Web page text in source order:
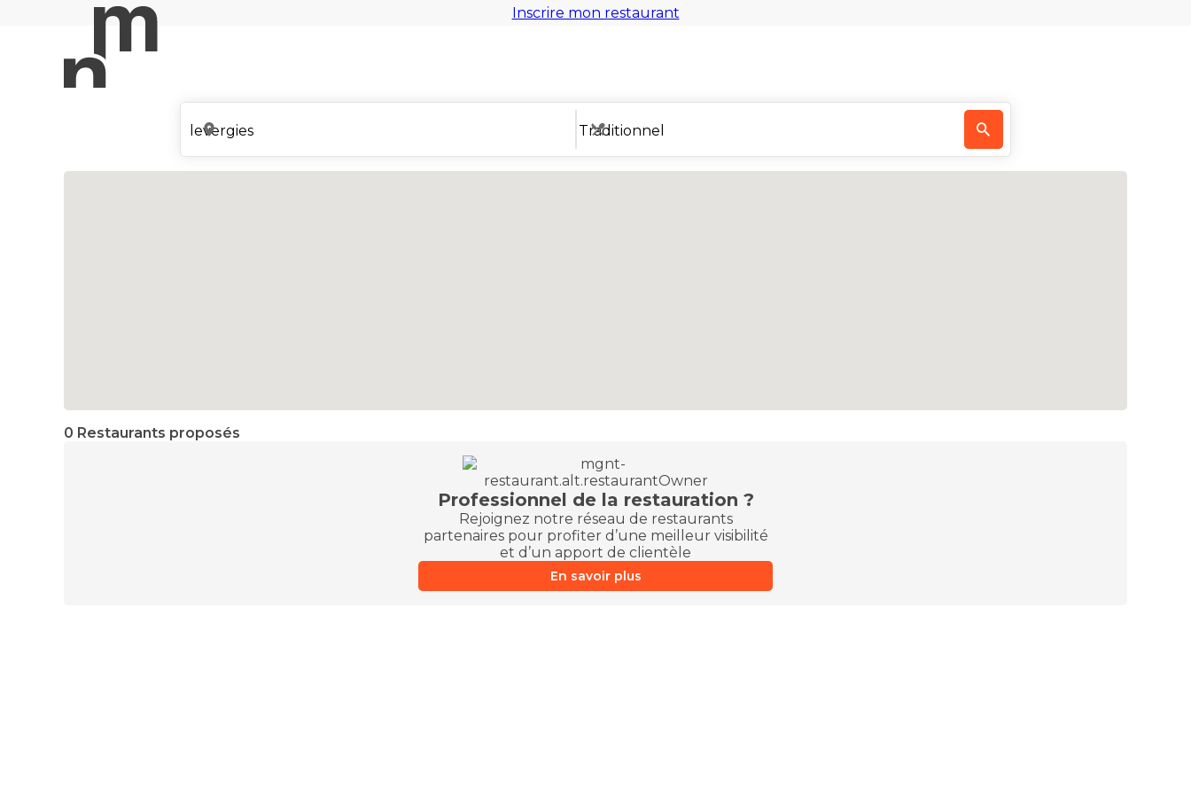
Inscrire mon restaurant
0 Restaurants proposés
Professionnel de la restauration ?
Rejoignez notre réseau de restaurants
partenaires pour profiter d’une meilleur visibilité
et d’un apport de clientèle
En savoir plus